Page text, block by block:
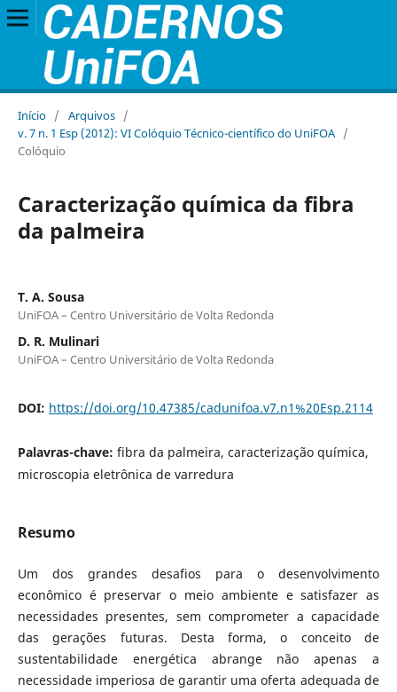
Início / Arquivos /
v. 7 n. 1 Esp (2012): VI Colóquio Técnico-científico do UniFOA /
Colóquio
Caracterização química da fibra
da palmeira
T. A. Sousa
UniFOA – Centro Universitário de Volta Redonda
D. R. Mulinari
UniFOA – Centro Universitário de Volta Redonda
DOI: https://doi.org/10.47385/cadunifoa.v7.n1%20Esp.2114
Palavras-chave: fibra da palmeira, caracterização química,
microscopia eletrônica de varredura
Resumo
Um dos grandes desafios para o desenvolvimento
econômico é preservar o meio ambiente e satisfazer as
necessidades presentes, sem comprometer a capacidade
das gerações futuras. Desta forma, o conceito de
sustentabilidade energética abrange não apenas a
necessidade imperiosa de garantir uma oferta adequada de